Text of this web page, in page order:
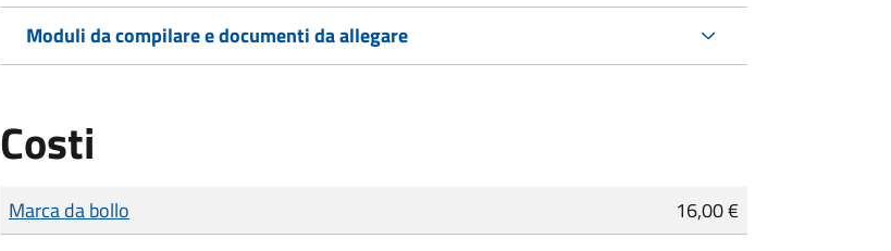
Moduli da compilare e documenti da allegare
Costi
Tipo di pagamento
Importo
Marca da bollo
16,00 €